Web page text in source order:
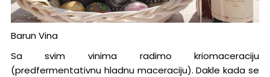
Barun Vina
Sa svim vinima radimo kriomaceraciju
(predfermentativnu hladnu maceraciju). Dakle kada se